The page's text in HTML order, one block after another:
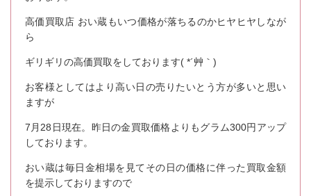
高価買取店 おい蔵もいつ価格が落ちるのかヒヤヒヤしなが
ら
ギリギリの高価買取をしております( *´艸｀)
お客様としてはより高い日の売りたいとう方が多いと思い
ますが
7月28日現在。昨日の金買取価格よりもグラム300円アップ
しております。
おい蔵は毎日金相場を見てその日の価格に伴った買取金額
を提示しておりますので